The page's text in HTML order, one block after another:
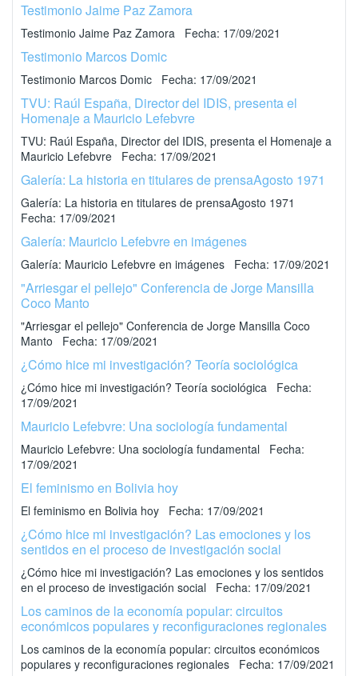
Testimonio Jaime Paz Zamora
Testimonio Jaime Paz Zamora Fecha: 17/09/2021
Testimonio Marcos Domic
Testimonio Marcos Domic Fecha: 17/09/2021
TVU: Raúl España, Director del IDIS, presenta el
Homenaje a Mauricio Lefebvre
TVU: Raúl España, Director del IDIS, presenta el Homenaje a
Mauricio Lefebvre Fecha: 17/09/2021
Galería: La historia en titulares de prensaAgosto 1971
Galería: La historia en titulares de prensaAgosto 1971
Fecha: 17/09/2021
Galería: Mauricio Lefebvre en imágenes
Galería: Mauricio Lefebvre en imágenes Fecha: 17/09/2021
"Arriesgar el pellejo" Conferencia de Jorge Mansilla
Coco Manto
"Arriesgar el pellejo" Conferencia de Jorge Mansilla Coco
Manto Fecha: 17/09/2021
¿Cómo hice mi investigación? Teoría sociológica
¿Cómo hice mi investigación? Teoría sociológica Fecha:
17/09/2021
Mauricio Lefebvre: Una sociología fundamental
Mauricio Lefebvre: Una sociología fundamental Fecha:
17/09/2021
El feminismo en Bolivia hoy
El feminismo en Bolivia hoy Fecha: 17/09/2021
¿Cómo hice mi investigación? Las emociones y los
sentidos en el proceso de investigación social
¿Cómo hice mi investigación? Las emociones y los sentidos
en el proceso de investigación social Fecha: 17/09/2021
Los caminos de la economía popular: circuitos
económicos populares y reconfiguraciones regionales
Los caminos de la economía popular: circuitos económicos
populares y reconfiguraciones regionales Fecha: 17/09/2021